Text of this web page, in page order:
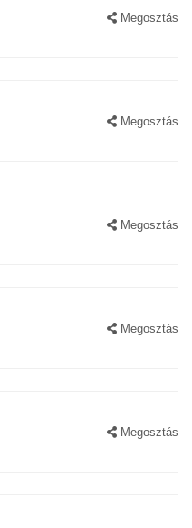
Megosztás
Megosztás
Megosztás
Megosztás
Megosztás